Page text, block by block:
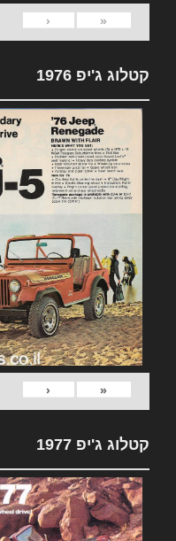
«
‹
קטלוג ג'יפ 1976
«
‹
קטלוג ג'יפ 1977